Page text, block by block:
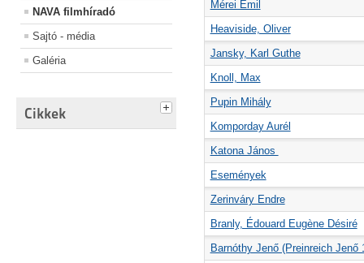
NAVA filmhíradó
Sajtó - média
Galéria
Cikkek
Mérei Emil
Heaviside, Oliver
Jansky, Karl Guthe
Knoll, Max
Pupin Mihály
Komporday Aurél
Katona János
Események
Zerinváry Endre
Branly, Édouard Eugène Désiré
Barnóthy Jenő (Preinreich Jenő